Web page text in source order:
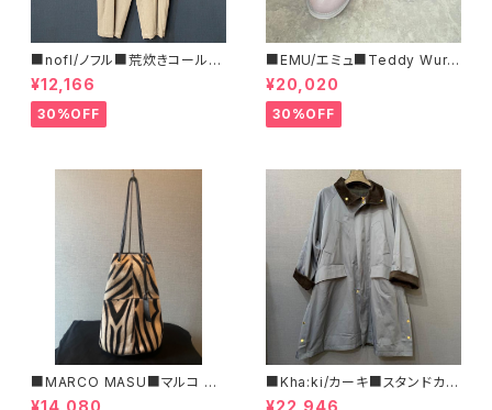
■nofl/ノフル■荒炊きコール天
テーパードパンツ■ゆるっとバ
ルーンシルエット
¥12,166
30%OFF
■EMU/エミュ■Teddy Wurr
en■撥水サイドジッパーブーツ
¥20,020
30%OFF
■MARCO MASU■マルコ マ
ージ■ハラコ・ゼブラ柄巾着BA
¥14,080
■Kha:ki/カーキ■スタンドカラ
ー・コート■
¥22,946